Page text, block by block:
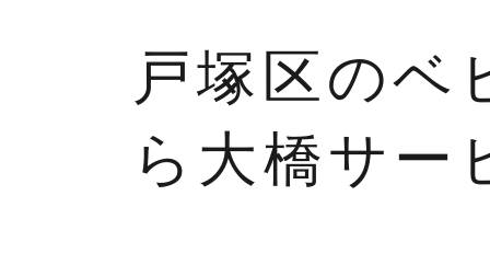
戸塚区のベ
ら大橋サー